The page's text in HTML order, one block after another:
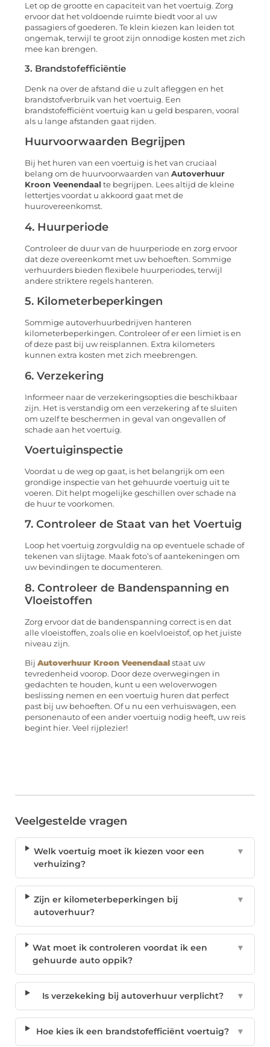
Let op de grootte en capaciteit van het voertuig. Zorg
ervoor dat het voldoende ruimte biedt voor al uw
passagiers of goederen. Te klein kiezen kan leiden tot
ongemak, terwijl te groot zijn onnodige kosten met zich
mee kan brengen.
3. Brandstofefficiëntie
Denk na over de afstand die u zult afleggen en het
brandstofverbruik van het voertuig. Een
brandstofefficiënt voertuig kan u geld besparen, vooral
als u lange afstanden gaat rijden.
Huurvoorwaarden Begrijpen
Bij het huren van een voertuig is het van cruciaal
belang om de huurvoorwaarden van Autoverhuur
Kroon Veenendaal te begrijpen. Lees altijd de kleine
lettertjes voordat u akkoord gaat met de
huurovereenkomst.
4. Huurperiode
Controleer de duur van de huurperiode en zorg ervoor
dat deze overeenkomt met uw behoeften. Sommige
verhuurders bieden flexibele huurperiodes, terwijl
andere striktere regels hanteren.
5. Kilometerbeperkingen
Sommige autoverhuurbedrijven hanteren
kilometerbeperkingen. Controleer of er een limiet is en
of deze past bij uw reisplannen. Extra kilometers
kunnen extra kosten met zich meebrengen.
6. Verzekering
Informeer naar de verzekeringsopties die beschikbaar
zijn. Het is verstandig om een verzekering af te sluiten
om uzelf te beschermen in geval van ongevallen of
schade aan het voertuig.
Voertuiginspectie
Voordat u de weg op gaat, is het belangrijk om een
grondige inspectie van het gehuurde voertuig uit te
voeren. Dit helpt mogelijke geschillen over schade na
de huur te voorkomen.
7. Controleer de Staat van het Voertuig
Loop het voertuig zorgvuldig na op eventuele schade of
tekenen van slijtage. Maak foto’s of aantekeningen om
uw bevindingen te documenteren.
8. Controleer de Bandenspanning en
Vloeistoffen
Zorg ervoor dat de bandenspanning correct is en dat
alle vloeistoffen, zoals olie en koelvloeistof, op het juiste
niveau zijn.
Bij Autoverhuur Kroon Veenendaal staat uw
tevredenheid voorop. Door deze overwegingen in
gedachten te houden, kunt u een weloverwogen
beslissing nemen en een voertuig huren dat perfect
past bij uw behoeften. Of u nu een verhuiswagen, een
personenauto of een ander voertuig nodig heeft, uw reis
begint hier. Veel rijplezier!
Veelgestelde vragen
Welk voertuig moet ik kiezen voor een
verhuizing?
▼
Zijn er kilometerbeperkingen bij
autoverhuur?
▼
Wat moet ik controleren voordat ik een
gehuurde auto oppik?
▼
Is verzekeking bij autoverhuur verplicht? ▼
Hoe kies ik een brandstofefficiënt voertuig? ▼